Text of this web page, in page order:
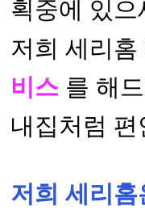
획중에 있으
저희 세리홈
비스 를 해
내집처럼
저희 세리